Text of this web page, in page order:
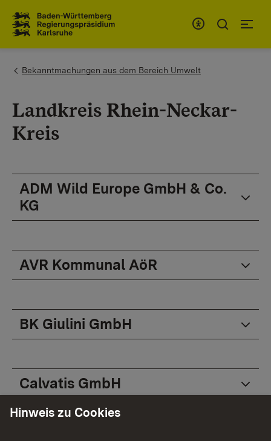
You are here:
Bekanntmachungen aus dem Bereich Umwelt
Landkreis Rhein-Neckar-
Kreis
ADM Wild Europe GmbH & Co.
KG
AVR Kommunal AöR
BK Giulini GmbH
Calvatis GmbH
Hinweis zu Cookies